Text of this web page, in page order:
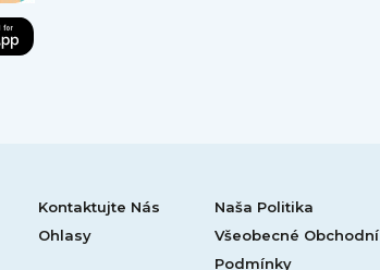
Kontaktujte Nás
Naša Politika
Ohlasy
Všeobecné Obchodní
Podmínky